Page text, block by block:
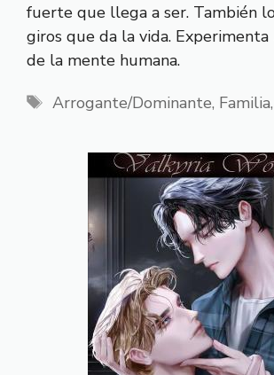
fuerte que llega a ser. También
giros que da la vida.
de la mente humana.
Etiquetas
Arrogante/Dominante, Familia,